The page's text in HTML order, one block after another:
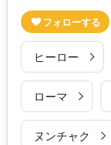
ヒーロー
ローマ
ヌンチャク